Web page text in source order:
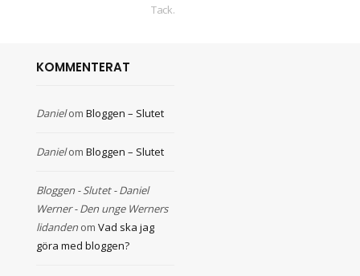
Tack.
KOMMENTERAT
Danielom Bloggen – Slutet
Danielom Bloggen – Slutet
Bloggen - Slutet - Daniel
Werner - Den unge Werners
lidanden om Vad ska jag
göra med bloggen?